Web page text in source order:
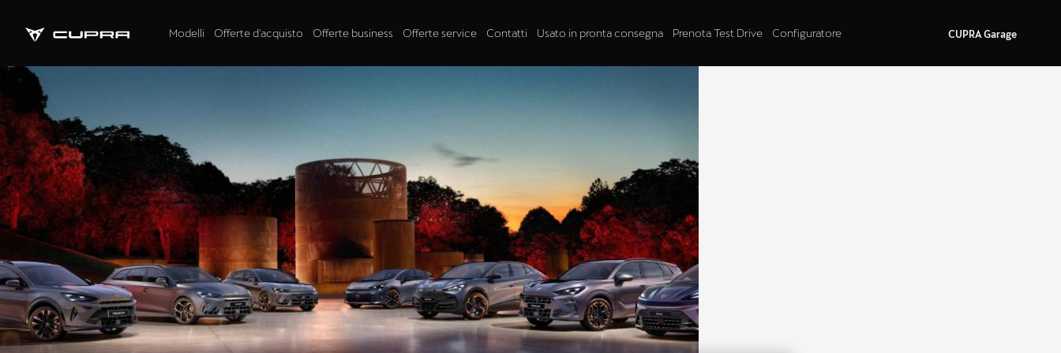
Modelli Offerte d'acquisto Offerte business Offerte service Contatti Usato in pronta consegna Prenota Test Drive Configuratore CUPRA Garage